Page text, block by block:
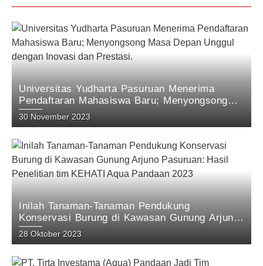
Universitas Yudharta Pasuruan Menerima
Pendaftaran Mahasiswa Baru; Menyongsong
Masa Depan Unggul dengan Inovasi dan
30 November 2023
Inilah Tanaman-Tanaman Pendukung
Konservasi Burung di Kawasan Gunung Arjuno
Pasuruan: Hasil Penelitian tim KEHATI Aqua
28 Oktober 2023